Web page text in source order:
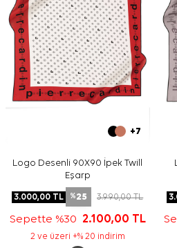
+7
Logo Desenli 90X90 İpek Twill
Eşarp
3.000,00 TL %25 3.990,00TL
Sepette %30 2.100,00 TL
2 ve üzeri +% 20 indirim